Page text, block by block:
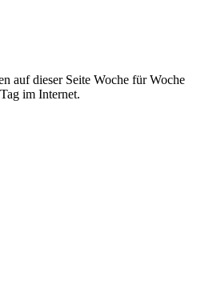
auf dieser Seite Woche für Woche
im Internet.